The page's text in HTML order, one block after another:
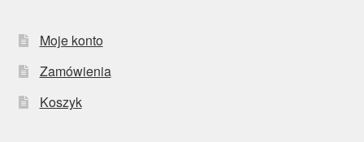
Moje konto
Zamówienia
Koszyk